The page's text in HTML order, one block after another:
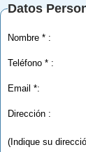
Datos
Nombre * :
Teléfono * :
Email *:
Dirección :
(Indique su